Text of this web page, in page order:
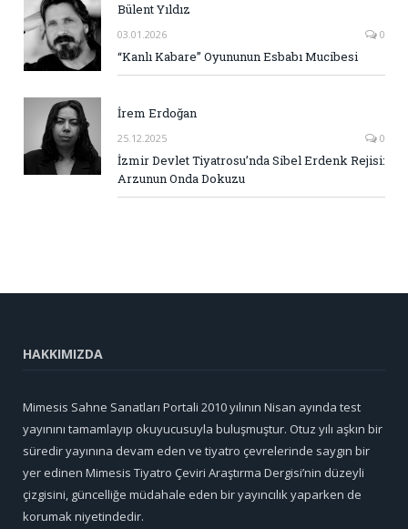
Bülent Yıldız
03.01.2026 0
“Kanlı Kabare” Oyununun Esbabı Mucibesi
İrem Erdoğan
25.12.2025 0
İzmir Devlet Tiyatrosu’nda Sibel Erdenk Rejisi:
Arzunun Onda Dokuzu
HAKKIMIZDA
Mimesis Sahne Sanatları Portali 2010 yılının Nisan ayında test
yayınını tamamlayıp okuyucusuyla buluşmuştur. Otuz yılı aşkın bir
süredir yayınına devam eden ve tiyatro çevrelerinde saygın bir
yer edinen Mimesis Tiyatro Çeviri Araştırma Dergisi’nin düzeyli
çizgisini, güncelliğe müdahale eden bir yayıncılık yaparken de
korumak niyetindedir.